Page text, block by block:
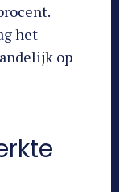
het
op